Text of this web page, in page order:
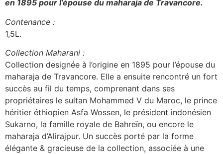
en 1895 pour l’épouse du maharaja de Travancore.
Contenance :
1,5L.
Collection Maharani :
Collection designée à l’origine en 1895 pour l’épouse du
maharaja de Travancore. Elle a ensuite rencontré un fort
succès au fil du temps, comprenant dans ses
propriétaires le sultan Mohammed V du Maroc, le prince
héritier éthiopien Asfa Wossen, le président indonésien
Sukarno, la famille royale de Bahreïn, ou encore le
maharaja d’Alirajpur. Un succès porté par la forme
élégante & gracieuse de la collection, associée à une